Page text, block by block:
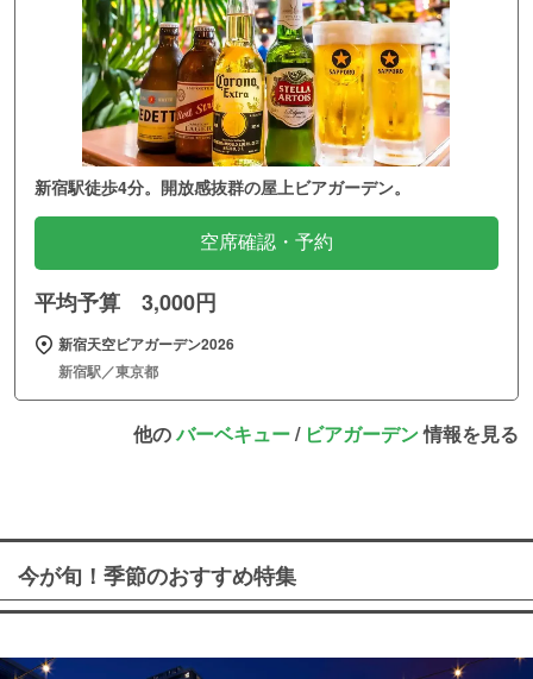
新宿駅徒歩4分。開放感抜群の屋上ビアガーデン。
空席確認・予約
平均予算 3,000円
新宿天空ビアガーデン2026
新宿駅／東京都
他のバーベキュー/ ビアガーデン情報を見る
今が旬！季節のおすすめ特集